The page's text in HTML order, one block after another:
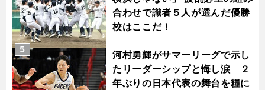
合わせで識者５人が選んだ優勝
校はここだ！
河村勇輝がサマーリーグで示し
たリーダーシップと悔し涙 ２
年ぶりの日本代表の舞台を糧に
5